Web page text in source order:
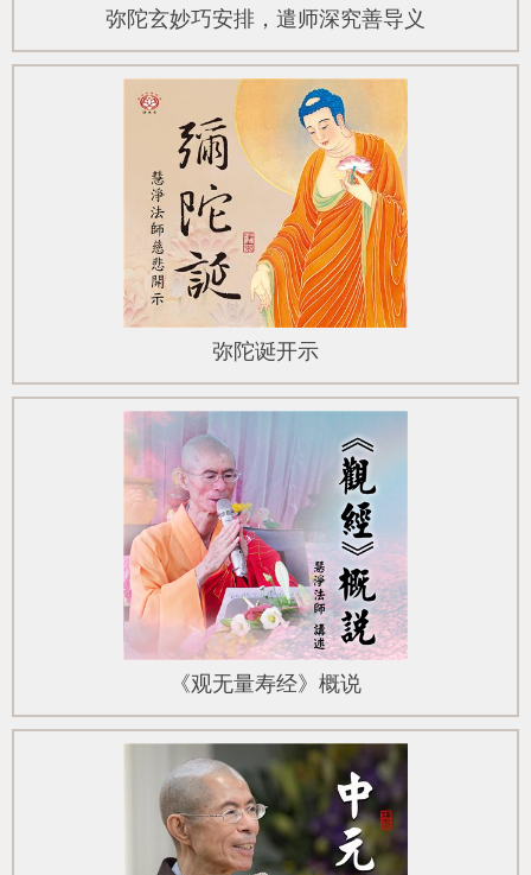
弥陀玄妙巧安排，遣师深究善导义
弥陀诞开示
《观无量寿经》概说